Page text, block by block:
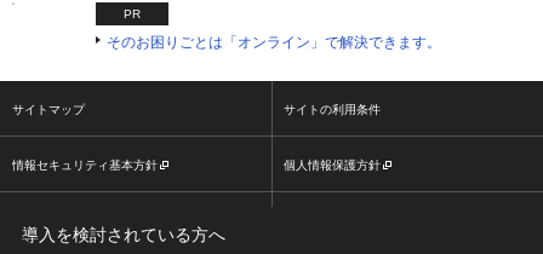
PR
そのお困りごとは「オンライン」で解決できます。
導入を検討されている方へ
サイトマップ サイトの利用条件
情報セキュリティ基本方針 個人情報保護方針